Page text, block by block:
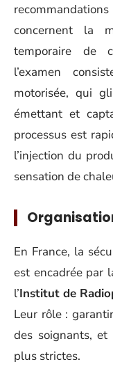
concernent la
temporaire de
l’examen
motorisée, qui
émettant et
processus est
l’injection du
sensation de
En France, la
est encadrée par
l’Institut de
Leur rôle :
des soignants,
plus strictes.